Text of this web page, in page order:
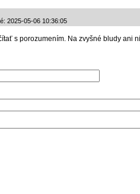
2025-05-06 10:36:05
s porozumením. Na zvyšné bludy ani